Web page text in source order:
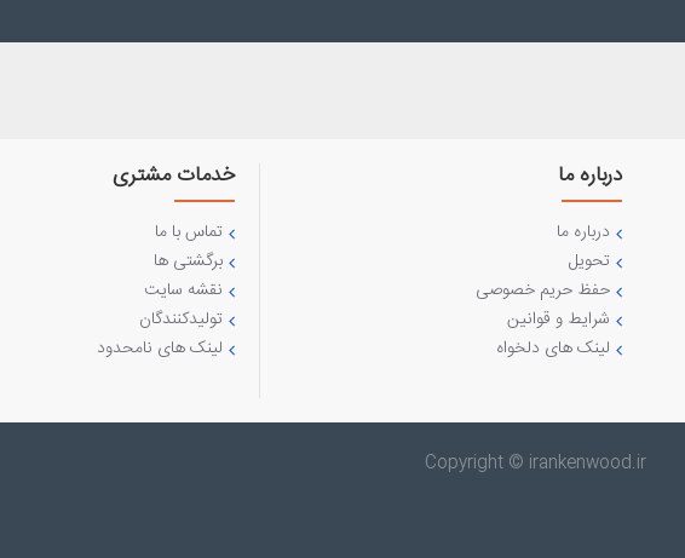
درباره ما
درباره ما
تحویل
حفظ حریم خصوصی
شرایط و قوانین
لینک های دلخواه
خدمات مشتری
تماس با ما
برگشتی ها
نقشه سایت
تولیدکنندگان
لینک های نامحدود
Copyright © irankenwood.ir